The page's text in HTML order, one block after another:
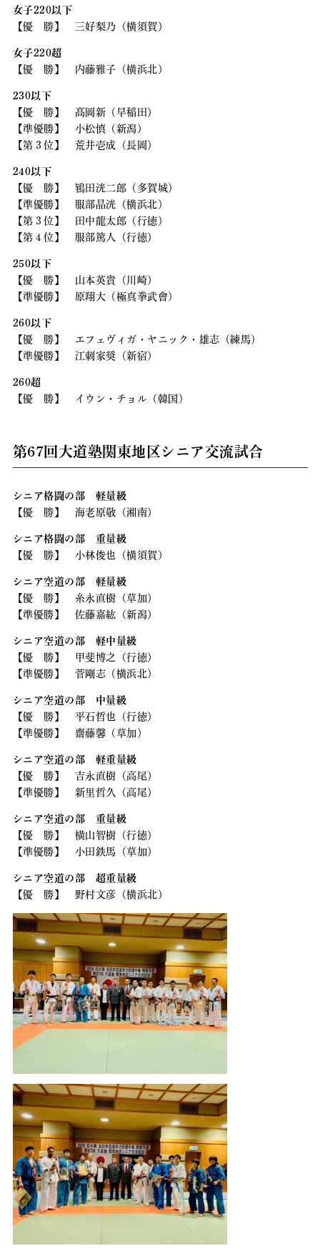
女子220以下
【優 勝】 三好梨乃（横須賀）
女子220超
【優 勝】 内藤雅子（横浜北）
230以下
【優 勝】 髙岡新（早稲田）
【準優勝】 小松慎（新潟）
【第３位】 荒井壱成（長岡）
240以下
【優 勝】 鴇田洸二郎（多賀城）
【準優勝】 服部晶洸（横浜北）
【第３位】 田中龍太郎（行徳）
【第４位】 服部篤人（行徳）
250以下
【優 勝】 山本英貴（川崎）
【準優勝】 原翔大（極真拳武會）
260以下
【優 勝】 エフェヴィガ・ヤニック・雄志（練馬）
【準優勝】 江刺家奨（新宿）
260超
【優 勝】 イウン・チョル（韓国）
第67回大道塾関東地区シニア交流試合
シニア格闘の部 軽量級
【優 勝】 海老原敬（湘南）
シニア格闘の部 重量級
【優 勝】 小林俊也（横須賀）
シニア空道の部 軽量級
【優 勝】 糸永直樹（草加）
【準優勝】 佐藤嘉紘（新潟）
シニア空道の部 軽中量級
【優 勝】 甲斐博之（行徳）
【準優勝】 菅剛志（横浜北）
シニア空道の部 中量級
【優 勝】 平石哲也（行徳）
【準優勝】 齋藤馨（草加）
シニア空道の部 軽重量級
【優 勝】 吉永直樹（高尾）
【準優勝】 新里哲久（高尾）
シニア空道の部 重量級
【優 勝】 横山智樹（行徳）
【準優勝】 小田鉄馬（草加）
シニア空道の部 超重量級
【優 勝】 野村文彦（横浜北）